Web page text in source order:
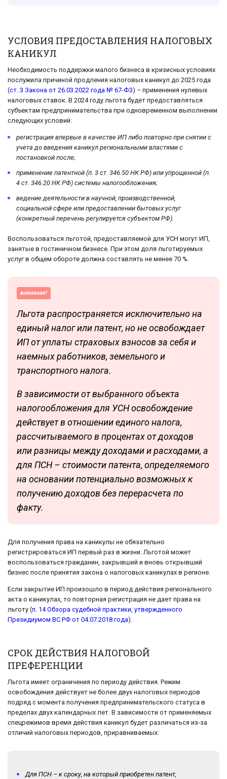
УСЛОВИЯ ПРЕДОСТАВЛЕНИЯ НАЛОГОВЫХ
КАНИКУЛ
Необходимость поддержки малого бизнеса в кризисных условиях
послужила причиной продления налоговых каникул до 2025 года
(ст. 3 Закона от 26.03.2022 года № 67-ФЗ) – применения нулевых
налоговых ставок. В 2024 году льгота будет предоставляться
субъектам предпринимательства при одновременном выполнении
следующих условий:
регистрация впервые в качестве ИП либо повторно при снятии с
учета до введения каникул региональными властями с
постановкой после;
применение патентной (п. 3 ст. 346.50 НК РФ) или упрощенной (п.
4 ст. 346.20 НК РФ) системы налогообложения;
ведение деятельности в научной, производственной,
социальной сфере или предоставлении бытовых услуг
(конкретный перечень регулируется субъектом РФ).
Воспользоваться льготой, предоставляемой для УСН могут ИП,
занятые в гостиничном бизнесе. При этом доля льготируемых
услуг в общем обороте должна составлять не менее 70 %.
внимание!
Льгота распространяется исключительно на
единый налог или патент, но не освобождает
ИП от уплаты страховых взносов за себя и
наемных работников, земельного и
транспортного налога.
В зависимости от выбранного объекта
налогообложения для УСН освобождение
действует в отношении единого налога,
рассчитываемого в процентах от доходов
или разницы между доходами и расходами, а
для ПСН – стоимости патента, определяемого
на основании потенциально возможных к
получению доходов без перерасчета по
факту.
Для получения права на каникулы не обязательно
регистрироваться ИП первый раз в жизни. Льготой может
воспользоваться гражданин, закрывший и вновь открывший
бизнес после принятия закона о налоговых каникулах в регионе.
Если закрытие ИП произошло в период действия регионального
акта о каникулах, то повторная регистрация не дает права на
льготу (п. 14 Обзора судебной практики, утвержденного
Президиумом ВС РФ от 04.07.2018 года).
СРОК ДЕЙСТВИЯ НАЛОГОВОЙ
ПРЕФЕРЕНЦИИ
Льгота имеет ограничения по периоду действия. Режим
освобождения действует не более двух налоговых периодов
подряд с момента получения предпринимательского статуса в
пределах двух календарных лет. В зависимости от применяемых
спецрежимов время действия каникул будет различаться из-за
отличий налоговых периодов, приравниваемых:
Для ПСН – к сроку, на который приобретен патент,